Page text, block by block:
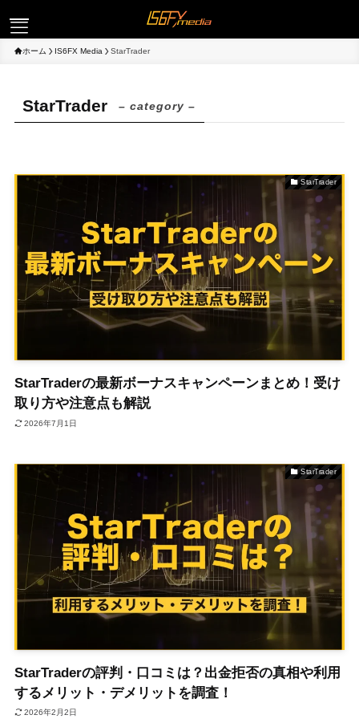
取引
プラットフォーム
キャンペーン
パートナー
会社案内
サポート
お問い合わせ FAQ
ホーム IS6FX Media StarTrader
StarTrader – category –
StarTrader
StarTraderの最新ボーナスキャンペーンまとめ！受け
取り方や注意点も解説
2026年7月1日
StarTrader
StarTraderの評判・口コミは？出金拒否の真相や利用
するメリット・デメリットを調査！
2026年2月2日